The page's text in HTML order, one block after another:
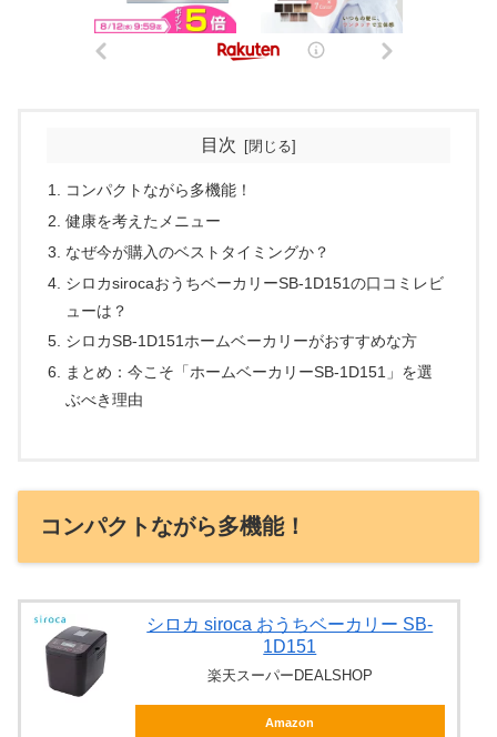
目次
コンパクトながら多機能！
健康を考えたメニュー
なぜ今が購入のベストタイミングか？
シロカsirocaおうちベーカリーSB-1D151の口コミレビ
ューは？
シロカSB-1D151ホームベーカリーがおすすめな方
まとめ：今こそ「ホームベーカリーSB-1D151」を選
ぶべき理由
コンパクトながら多機能！
シロカ siroca おうちベーカリー SB-
1D151
楽天スーパーDEALSHOP
Amazon